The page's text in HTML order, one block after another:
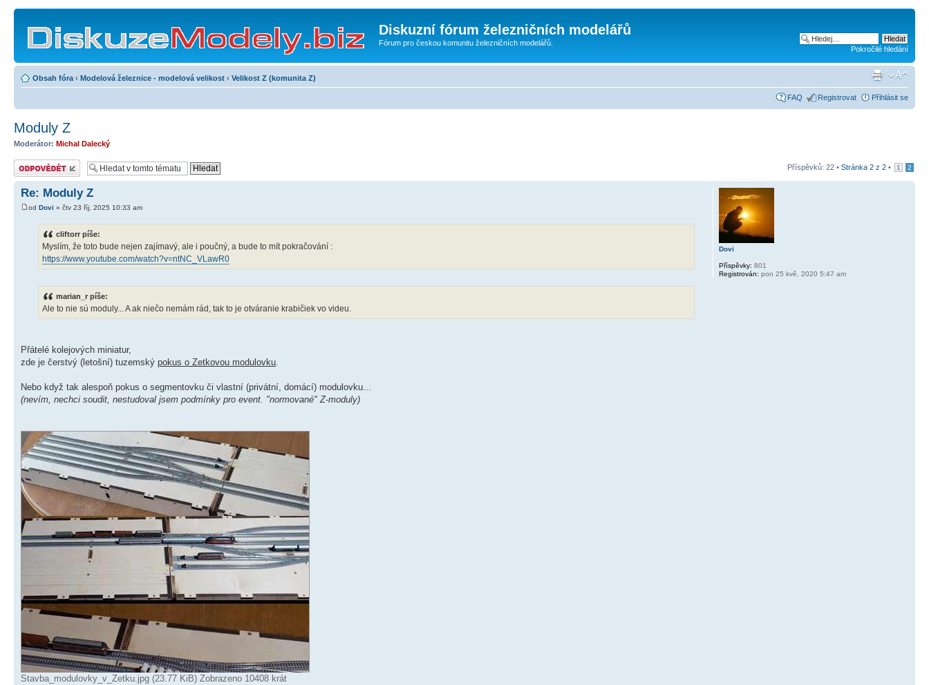
Diskuzní fórum železničních modelářů
Fórum pro českou komunitu železničních modelářů.
Pokročilé hledání
Obsah fóra ‹ Modelová železnice - modelová velikost ‹ Velikost Z (komunita Z)
FAQ Registrovat Přihlásit se
Moduly Z
Moderátor: Michal Dalecký
Odeslat odpověď Příspěvků: 22 • Stránka 2 z 2 • 1 2
Re: Moduly Z
od Dovi » čtv 23 říj, 2025 10:33 am
cliftorr píše:
Myslím, že toto bude nejen zajímavý, ale i poučný, a bude to mít pokračování :
https://www.youtube.com/watch?v=ntNC_VLawR0
marian_r píše:
Ale to nie sú moduly... A ak niečo nemám rád, tak to je otváranie krabičiek vo videu.
Přátelé kolejových miniatur,
zde je čerstvý (letošní) tuzemský pokus o Zetkovou modulovku.
Nebo když tak alespoň pokus o segmentovku či vlastní (privátní, domácí) modulovku...
(nevím, nechci soudit, nestudoval jsem podmínky pro event. "normované" Z-moduly)
Stavba_modulovky_v_Zetku.jpg (23.77 KiB) Zobrazeno 10408 krát
Dovi
Příspěvky: 801
Registrován: pon 25 kvě, 2020 5:47 am